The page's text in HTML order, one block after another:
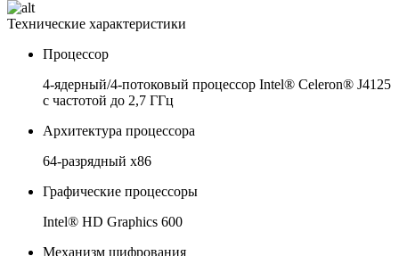
Технические характеристики
Процессор
4-ядерный/4-потоковый процессор Intel® Celeron® J4125
с частотой до 2,7 ГГц
Архитектура процессора
64-разрядный x86
Графические процессоры
Intel® HD Graphics 600
Механизм шифрования